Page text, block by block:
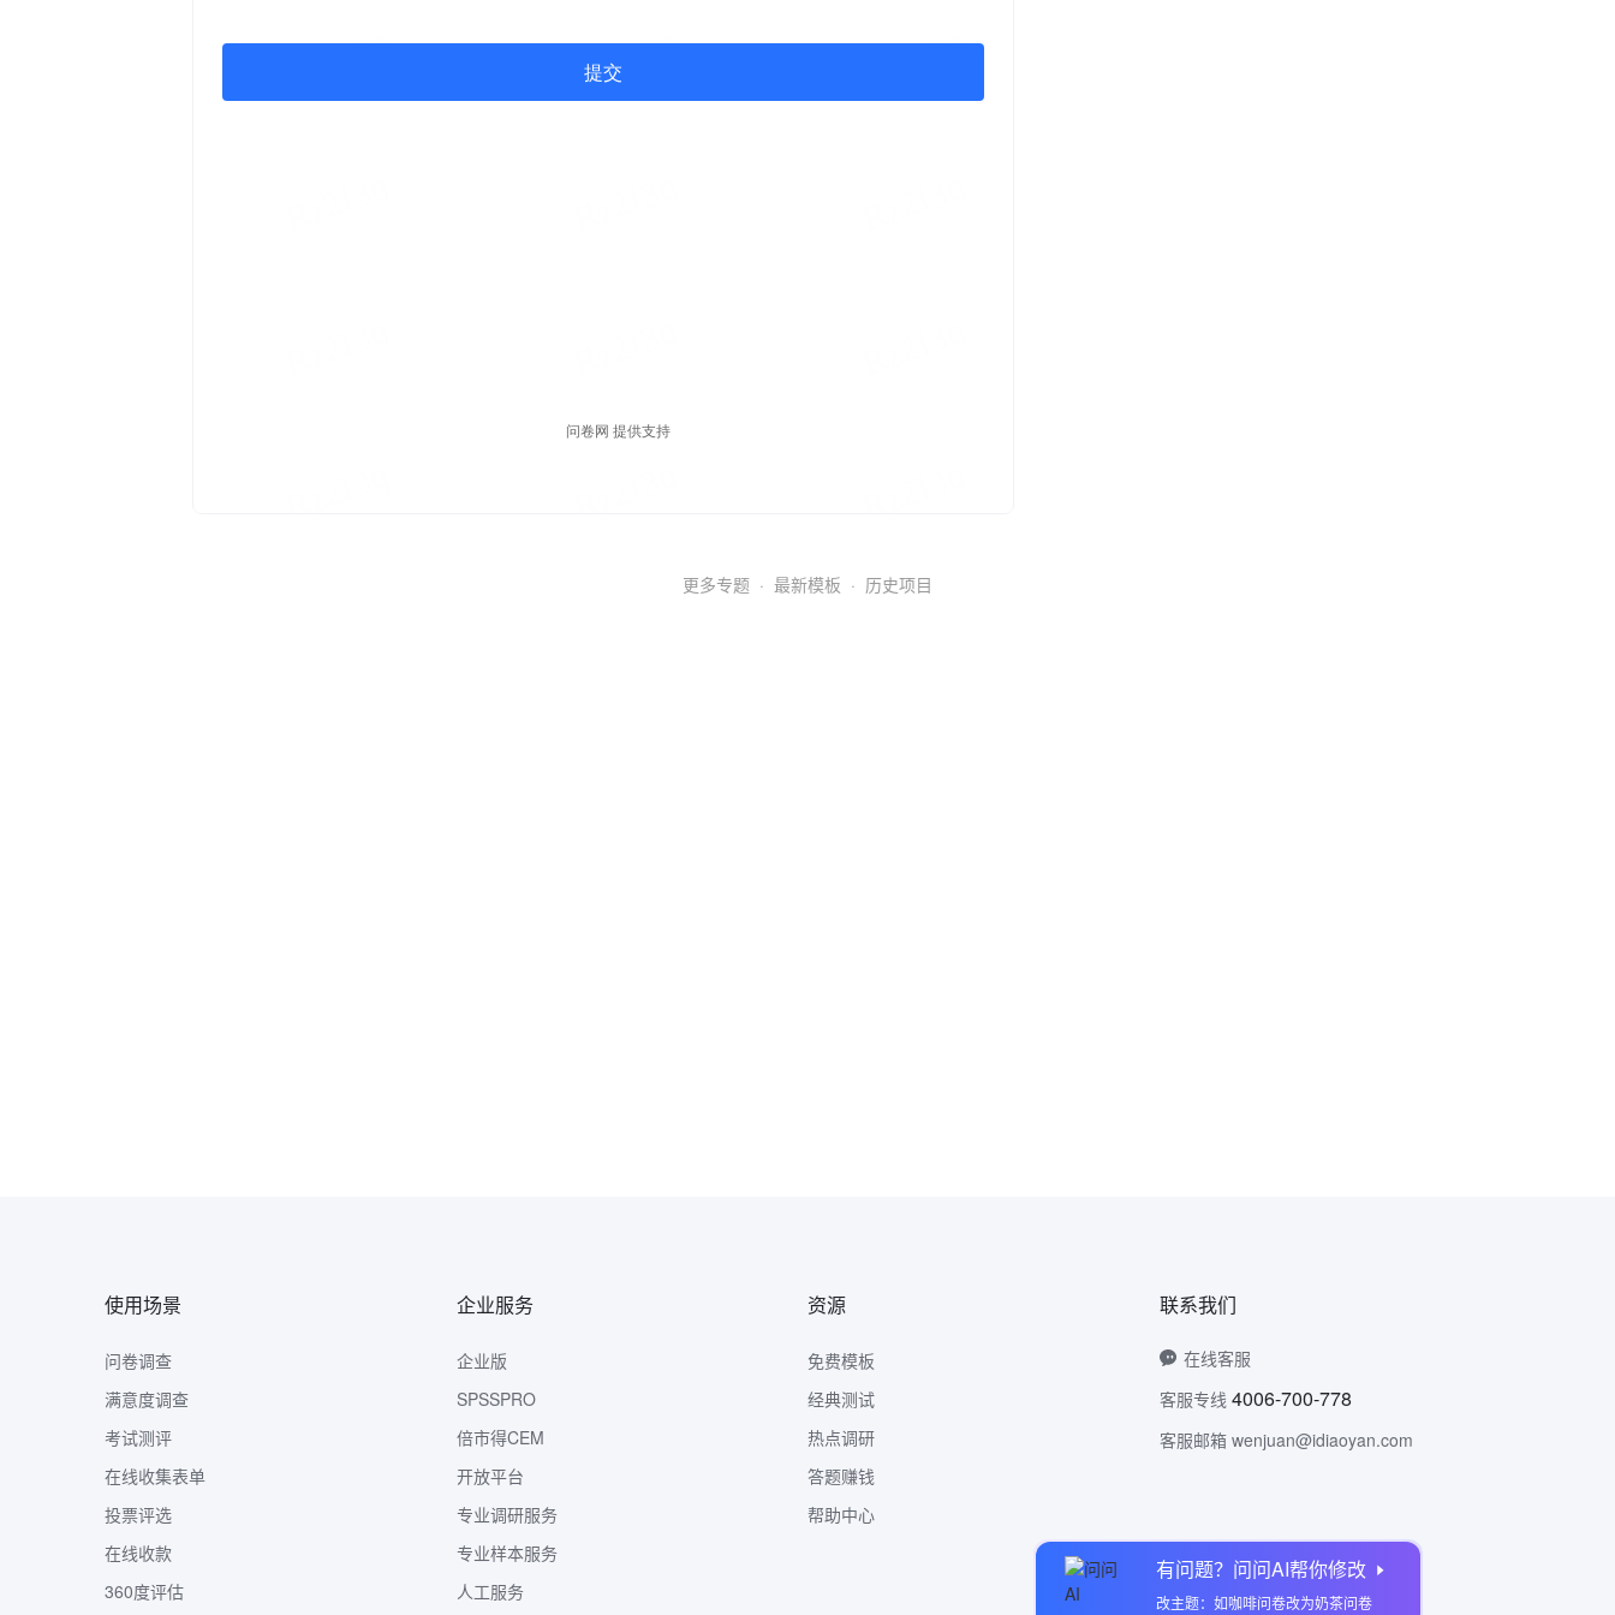
有问题？问问AI帮你修改
改主题：如咖啡问卷改为奶茶问卷
更多专题 · 最新模板 · 历史项目
使用场景
问卷调查
满意度调查
考试测评
在线收集表单
投票评选
在线收款
360度评估
企业服务
企业版
SPSSPRO
倍市得CEM
开放平台
专业调研服务
专业样本服务
人工服务
资源
免费模板
经典测试
热点调研
答题赚钱
帮助中心
联系我们
在线客服
客服专线 4006-700-778
客服邮箱 wenjuan@idiaoyan.com
问卷网公众号